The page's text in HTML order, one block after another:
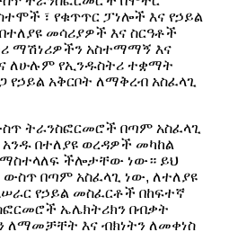
፣ የቁጥጥር ፓነሎች እና የኃይል
መሳሪያዎች እና ስርዓቶች
ማሽነሪዎችን አስተማማኝ እና
ለሁሉም የኢንዱስትሪ ተቋማት
የኃይል አቅርቦት ለማቅረብ አስፈላጊ
ትራንስፎርመሮች በጣም አስፈላጊ
በተለያዩ ወረዳዎች መካከል
ችሎታቸው ነው። ይህ
በጣም አስፈላጊ ነው, ለተለያዩ
የኃይል መስፈርቶች በከፍተኛ
ኤሌክትሪክን በብቃት
ለማመቻቸት እና ብክነትን ለመቀነስ